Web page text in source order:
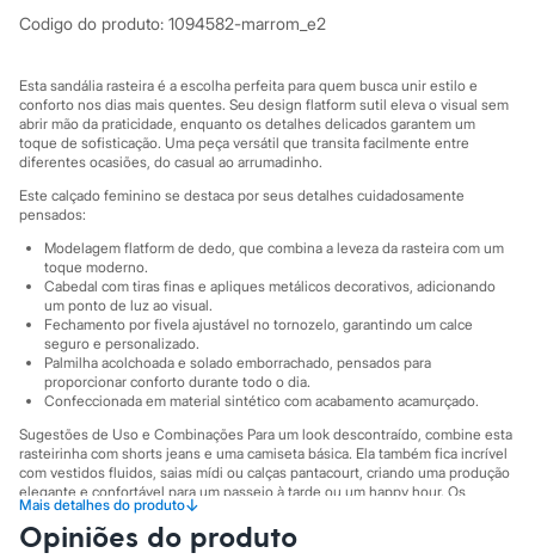
Rasteirinhas
Tênis
Marcas
City
Clock House
Sawary
Yessica
Moda esportiva
Acessórios
Blusas
Calçados
Leggings
Shorts e Bermudas
Tops
Moda íntima
Calcinhas
Cintas e Modeladores
Meias
Pijamas
Sutiãs e Tops
Moda praia
Biquínis
Codigo do produto: 1094582-marrom_e2
Esta sandália rasteira é a escolha perfeita para quem busca unir estilo e
conforto nos dias mais quentes. Seu design flatform sutil eleva o visual sem
abrir mão da praticidade, enquanto os detalhes delicados garantem um
toque de sofisticação. Uma peça versátil que transita facilmente entre
diferentes ocasiões, do casual ao arrumadinho.
Este calçado feminino se destaca por seus detalhes cuidadosamente
pensados:
Modelagem flatform de dedo, que combina a leveza da rasteira com um
toque moderno.
Cabedal com tiras finas e apliques metálicos decorativos, adicionando
um ponto de luz ao visual.
Fechamento por fivela ajustável no tornozelo, garantindo um calce
seguro e personalizado.
Palmilha acolchoada e solado emborrachado, pensados para
proporcionar conforto durante todo o dia.
Confeccionada em material sintético com acabamento acamurçado.
Sugestões de Uso e Combinações Para um look descontraído, combine esta
rasteirinha com shorts jeans e uma camiseta básica. Ela também fica incrível
com vestidos fluidos, saias mídi ou calças pantacourt, criando uma produção
elegante e confortável para um passeio à tarde ou um happy hour. Os
apliques metálicos dispensam o excesso de acessórios, tornando o calçado
o protagonista do visual.
Mais detalhes do produto↓
Opiniões do produto